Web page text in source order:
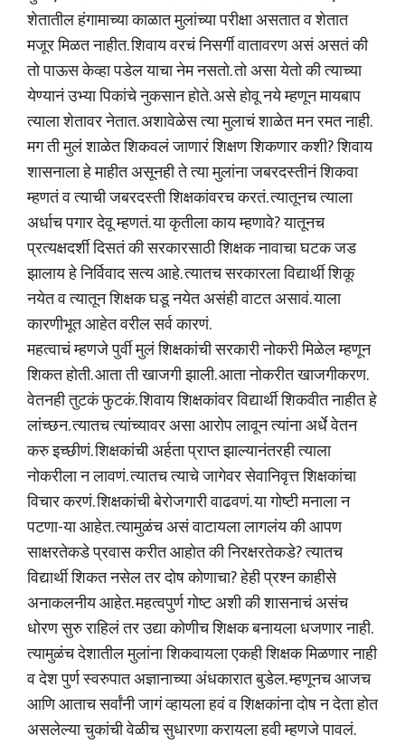
शेतातील हंगामाच्या काळात मुलांच्या परीक्षा असतात व शेतात
मजूर मिळत नाहीत. शिवाय वरचं निसर्गी वातावरण असं असतं की
तो पाऊस केव्हा पडेल याचा नेम नसतो. तो असा येतो की त्याच्या
येण्यानं उभ्या पिकांचे नुकसान होते. असे होवू नये म्हणून मायबाप
त्याला शेतावर नेतात. अशावेळेस त्या मुलाचं शाळेत मन रमत नाही.
मग ती मुलं शाळेत शिकवलं जाणारं शिक्षण शिकणार कशी? शिवाय
शासनाला हे माहीत असूनही ते त्या मुलांना जबरदस्तीनं शिकवा
म्हणतं व त्याची जबरदस्ती शिक्षकांवरच करतं. त्यातूनच त्याला
अर्धाच पगार देवू म्हणतं. या कृतीला काय म्हणावे? यातूनच
प्रत्यक्षदर्शी दिसतं की सरकारसाठी शिक्षक नावाचा घटक जड
झालाय हे निर्विवाद सत्य आहे. त्यातच सरकारला विद्यार्थी शिकू
नयेत व त्यातून शिक्षक घडू नयेत असंही वाटत असावं. याला
कारणीभूत आहेत वरील सर्व कारणं.
महत्वाचं म्हणजे पुर्वी मुलं शिक्षकांची सरकारी नोकरी मिळेल म्हणून
शिकत होती. आता ती खाजगी झाली. आता नोकरीत खाजगीकरण.
वेतनही तुटकं फुटकं. शिवाय शिक्षकांवर विद्यार्थी शिकवीत नाहीत हे
लांच्छन. त्यातच त्यांच्यावर असा आरोप लावून त्यांना अर्धे वेतन
करु इच्छीणं. शिक्षकांची अर्हता प्राप्त झाल्यानंतरही त्याला
नोकरीला न लावणं. त्यातच त्याचे जागेवर सेवानिवृत्त शिक्षकांचा
विचार करणं. शिक्षकांची बेरोजगारी वाढवणं. या गोष्टी मनाला न
पटणा-या आहेत. त्यामुळंच असं वाटायला लागलंय की आपण
साक्षरतेकडे प्रवास करीत आहोत की निरक्षरतेकडे? त्यातच
विद्यार्थी शिकत नसेल तर दोष कोणाचा? हेही प्रश्न काहीसे
अनाकलनीय आहेत. महत्वपुर्ण गोष्ट अशी की शासनाचं असंच
धोरण सुरु राहिलं तर उद्या कोणीच शिक्षक बनायला धजणार नाही.
त्यामुळंच देशातील मुलांना शिकवायला एकही शिक्षक मिळणार नाही
व देश पुर्ण स्वरुपात अज्ञानाच्या अंधकारात बुडेल. म्हणूनच आजच
आणि आताच सर्वांनी जागं व्हायला हवं व शिक्षकांना दोष न देता होत
असलेल्या चुकांची वेळीच सुधारणा करायला हवी म्हणजे पावलं.